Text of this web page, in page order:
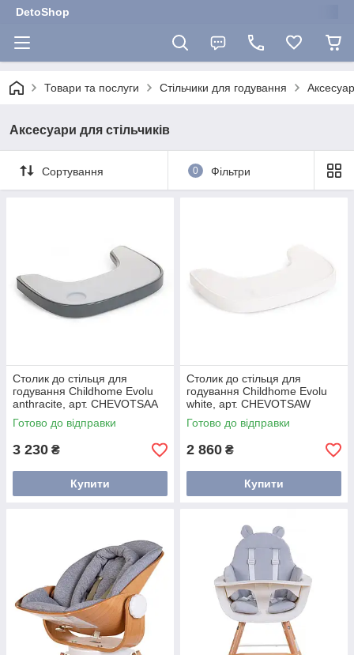
DetoShop
Товари та послуги Стільчики для годування
Аксесуари для стільчиків
Сортування 0 Фільтри
Столик до стільця для
годування Childhome Evolu
anthracite, арт. CHEVOTSAA
Готово до відправки
3 230 ₴
Купити
Столик до стільця для
годування Childhome Evolu
white, арт. CHEVOTSAW
Готово до відправки
2 860 ₴
Купити